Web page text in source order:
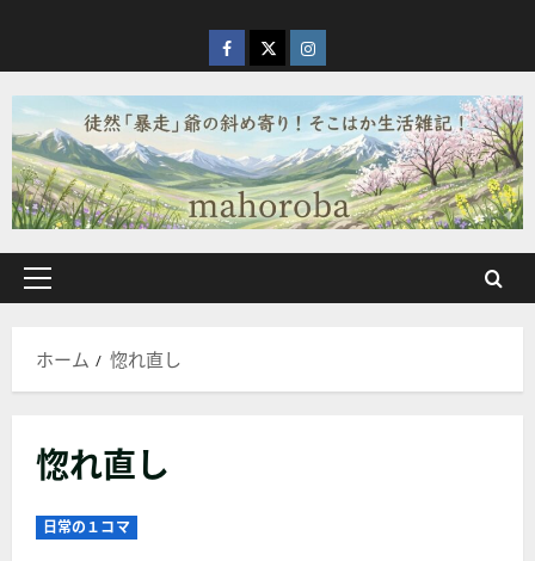
を
ス
キ
ッ
プ
facebook
X Instagram
メ
ン
ー
ホーム 惚れ直し
惚れ直し
日常の１コマ